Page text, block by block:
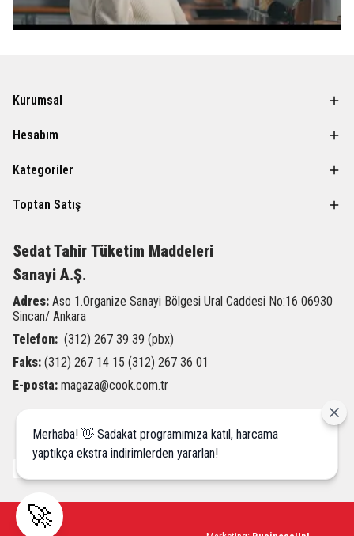
Kurumsal
Hesabım
Kategoriler
Toptan Satış
Sedat Tahir Tüketim Maddeleri
Sanayi A.Ş.
Adres: Aso 1.Organize Sanayi Bölgesi Ural Caddesi No:16 06930
Sincan/ Ankara
Telefon: (312) 267 39 39 (pbx)
Faks: (312) 267 14 15 (312) 267 36 01
E-posta: magaza@cook.com.tr
Merhaba! 👋 Sadakat programımıza katıl, harcama
yaptıkça ekstra indirimlerden yararlan!
🚀